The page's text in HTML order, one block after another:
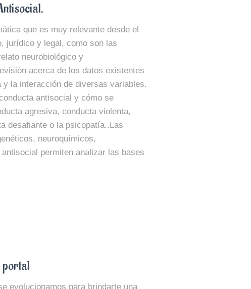
que es muy relevante desde el
jurídico y legal, como son las
neurobiológico y
acerca de los datos existentes
la interacción de diversas variables.
antisocial y cómo se
agresiva, conducta violenta,
desafiante o la psicopatía..Las
neuroquímicos,
permiten analizar las bases
portal
evolucionamos para brindarte una